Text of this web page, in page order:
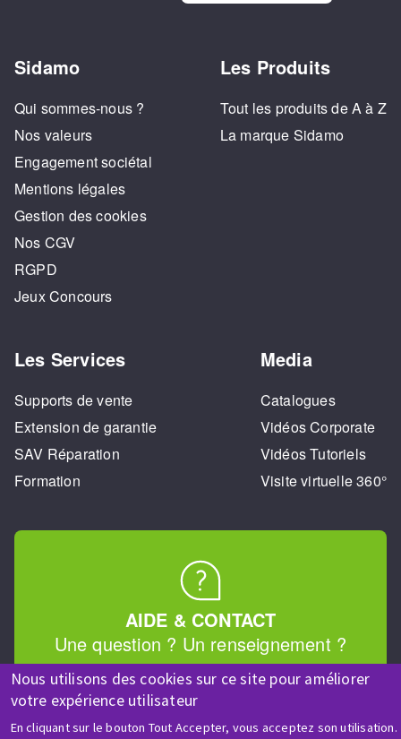
Nous utilisons des cookies sur ce site pour améliorer
votre expérience utilisateur
En cliquant sur le bouton Tout Accepter, vous acceptez son utilisation.
Sidamo
Qui sommes-nous ?
Nos valeurs
Engagement sociétal
Mentions légales
Gestion des cookies
Nos CGV
RGPD
Jeux Concours
Les Produits
Tout les produits de A à Z
La marque Sidamo
Les Services
Supports de vente
Extension de garantie
SAV Réparation
Formation
Media
Catalogues
Vidéos Corporate
Vidéos Tutoriels
Visite virtuelle 360°
AIDE & CONTACT
Une question ? Un renseignement ?
Contactez-nous